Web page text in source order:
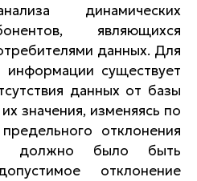
динамических
являющихся
данных. Для
существует
данных от базы
значения, изменяясь по
отклонения
должно было быть
отклонение